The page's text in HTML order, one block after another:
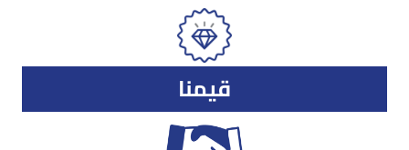
قيمنا